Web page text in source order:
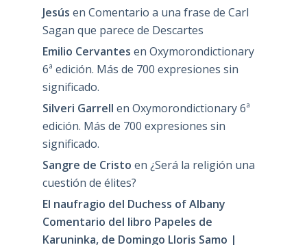
Jesús en Comentario a una frase de Carl
Sagan que parece de Descartes
Emilio Cervantes en Oxymorondictionary
6ª edición. Más de 700 expresiones sin
significado.
Silveri Garrell en Oxymorondictionary 6ª
edición. Más de 700 expresiones sin
significado.
Sangre de Cristo en ¿Será la religión una
cuestión de élites?
El naufragio del Duchess of Albany
Comentario del libro Papeles de
Karuninka, de Domingo Lloris Samo |